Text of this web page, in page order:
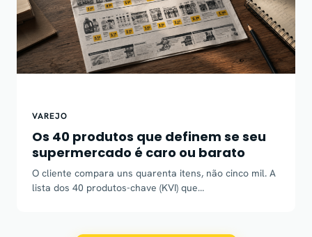
VAREJO
Os 40 produtos que definem se seu
supermercado é caro ou barato
O cliente compara uns quarenta itens, não cinco mil. A
lista dos 40 produtos-chave (KVI) que…